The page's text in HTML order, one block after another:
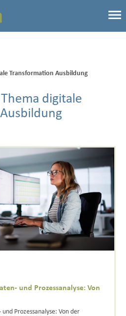
Transformation Ausbildung
digitale
und Prozessanalyse: Von
Prozessanalyse: Von der